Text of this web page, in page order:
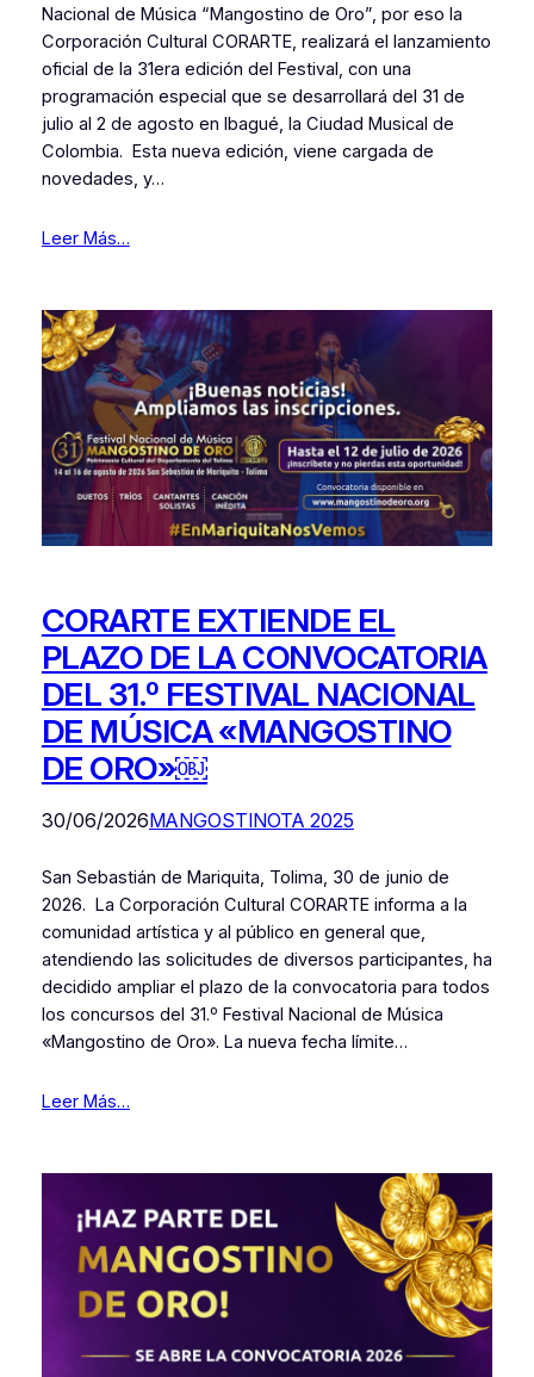
Nacional de Música “Mangostino de Oro”, por eso la
Corporación Cultural CORARTE, realizará el lanzamiento
oficial de la 31era edición del Festival, con una
programación especial que se desarrollará del 31 de
julio al 2 de agosto en Ibagué, la Ciudad Musical de
Colombia. Esta nueva edición, viene cargada de
novedades, y…
Leer Más…
CORARTE EXTIENDE EL
PLAZO DE LA CONVOCATORIA
DEL 31.º FESTIVAL NACIONAL
DE MÚSICA «MANGOSTINO
DE ORO»￼
30/06/2026MANGOSTINOTA 2025
San Sebastián de Mariquita, Tolima, 30 de junio de
2026. La Corporación Cultural CORARTE informa a la
comunidad artística y al público en general que,
atendiendo las solicitudes de diversos participantes, ha
decidido ampliar el plazo de la convocatoria para todos
los concursos del 31.º Festival Nacional de Música
«Mangostino de Oro». La nueva fecha límite…
Leer Más…